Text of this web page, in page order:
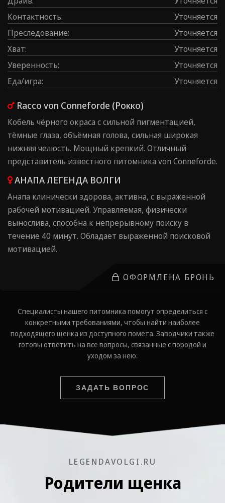
Контаĸтность:
Уточняется
Преследование:
Уточняется
Хват:
Уточняется
Уверенность:
Уточняется
Еда/игра: Уточняется
Racco von Conneforde (Рокко)
Кобель чёрного окраса с сильной пигментацией,
тёмные глаза, объёмная голова, сильная широкая
нижняя челюсть. Мощный крепкий. Отличный
представитель известного питомника von Conneforde.
АНАПА ЛЕГЕНДА ВОЛГИ
Анапа клинически здорова, активна, с выраженной
рабочей мотивацией. Управляемая, физически
вынослива, способна к непрерывному поиску в
течение 40 минут. Обладает выраженной поисковой
мотивацией.
ОФОРМЛЕНА БРОНЬ
Специалисты нашего питомника помогут определиться с
конкретными требованиями, чтобы найти наиболее
подходящего щенка из доступного помета. Заводчики также
готовы ответить на все вопросы, связанные с породой и
уходом за нею.
ЗАДАТЬ ВОПРОС
LEGENDAVOLGI.RU
Родители щенка